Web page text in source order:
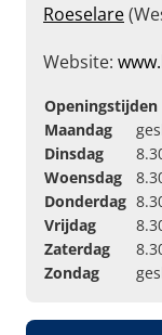
Roeselare
Website:
Openingstijden
Maandag
Dinsdag
Woensdag
Donderdag
Vrijdag
Zaterdag
Zondag